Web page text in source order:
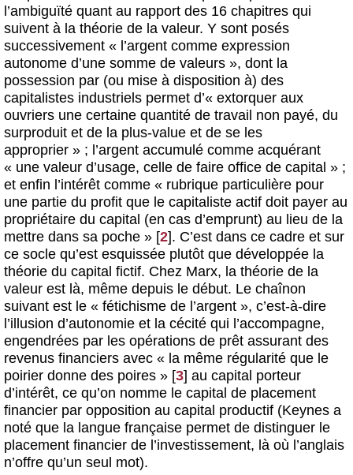
l’ambiguïté quant au rapport des 16 chapitres qui
suivent à la théorie de la valeur. Y sont posés
successivement « l’argent comme expression
autonome d’une somme de valeurs », dont la
possession par (ou mise à disposition à) des
capitalistes industriels permet d’« extorquer aux
ouvriers une certaine quantité de travail non payé, du
surproduit et de la plus-value et de se les
approprier » ; l’argent accumulé comme acquérant
« une valeur d’usage, celle de faire office de capital » ;
et enfin l’intérêt comme « rubrique particulière pour
une partie du profit que le capitaliste actif doit payer au
propriétaire du capital (en cas d’emprunt) au lieu de la
mettre dans sa poche » [2]. C’est dans ce cadre et sur
ce socle qu’est esquissée plutôt que développée la
théorie du capital fictif. Chez Marx, la théorie de la
valeur est là, même depuis le début. Le chaînon
suivant est le « fétichisme de l’argent », c’est-à-dire
l’illusion d’autonomie et la cécité qui l’accompagne,
engendrées par les opérations de prêt assurant des
revenus financiers avec « la même régularité que le
poirier donne des poires » [3] au capital porteur
d’intérêt, ce qu’on nomme le capital de placement
financier par opposition au capital productif (Keynes a
noté que la langue française permet de distinguer le
placement financier de l’investissement, là où l’anglais
n’offre qu’un seul mot).